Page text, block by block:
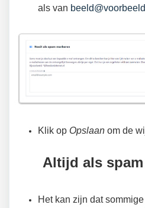
als van
Klik op Opslaan om de
Altijd als
Het kan zijn dat